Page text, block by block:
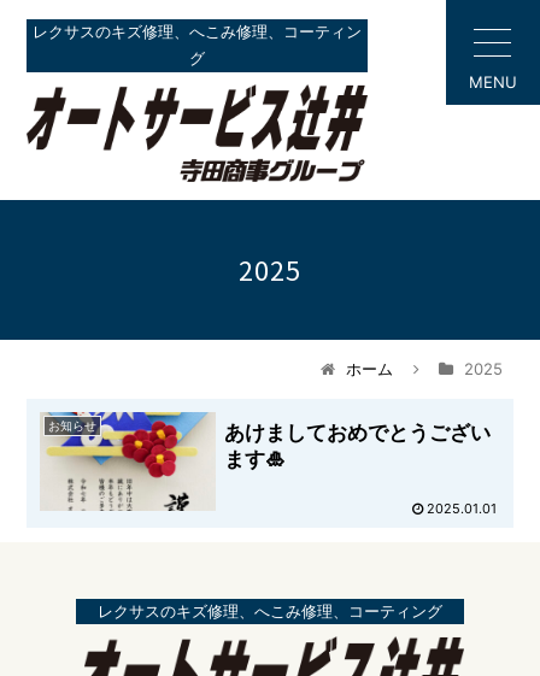
レクサスのキズ修理、へこみ修理、コーティン
グ
MENU
2025
ホーム 2025
お知らせ
あけましておめでとうござい
ます🎍
2025.01.01
レクサスのキズ修理、へこみ修理、コーティング